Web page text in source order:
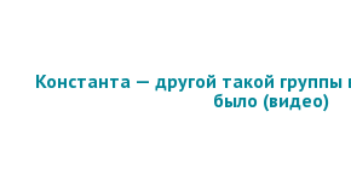
Константа — другой такой группы
было (видео)